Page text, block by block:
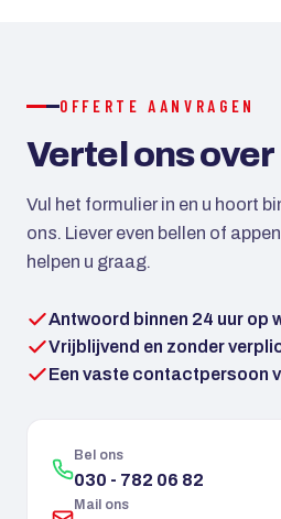
OFFERTE AANVRAGEN
Vertel ons
Vul het formulier in en u hoort
ons. Liever even bellen of
helpen u graag.
Antwoord binnen 24 uur op
Vrijblijvend en zonder
Een vaste contactpersoon
Bel ons
030 - 782 06 82
Mail ons